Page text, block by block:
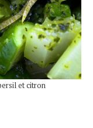
et citron